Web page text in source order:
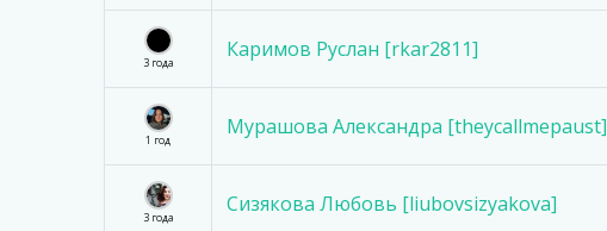
3 года
Каримов Руслан [rkar2811]
1 год
Мурашова Александра [theycallmepaust]
3 года
Сизякова Любовь [liubovsizyakova]